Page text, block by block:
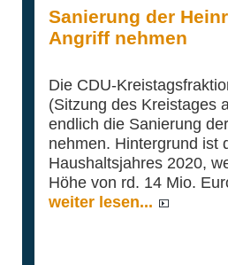
Sanierung der
Angriff nehmen
Die CDU-
(Sitzung des Kreistages
endlich die Sanierung
nehmen. Hintergrund ist
Haushaltsjahres 2020,
Höhe von rd. 14 Mio.
weiter lesen...